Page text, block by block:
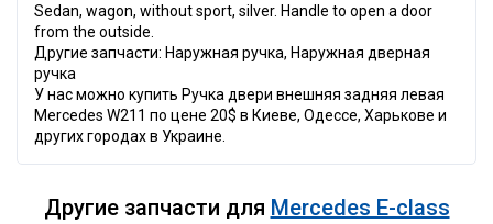
Sedan, wagon, without sport, silver. Handle to open a door
from the outside.
Другие запчасти: Наружная ручка, Наружная дверная
ручка
У нас можно купить Ручка двери внешняя задняя левая
Mercedes W211 по цене 20$ в Киеве, Одессе, Харькове и
других городах в Украине.
Другие запчасти для Mercedes E-class